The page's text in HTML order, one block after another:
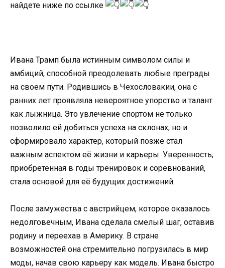
найдете ниже по ссылке
Ивана Трамп была истинным символом силы и
амбиций, способной преодолевать любые преграды
на своем пути. Родившись в Чехословакии, она с
ранних лет проявляла невероятное упорство и талант
как лыжница. Это увлечение спортом не только
позволило ей добиться успеха на склонах, но и
сформировало характер, который позже стал
важным аспектом её жизни и карьеры. Уверенность,
приобретенная в годы тренировок и соревнований,
стала основой для её будущих достижений.
После замужества с австрийцем, которое оказалось
недолговечным, Ивана сделала смелый шаг, оставив
родину и переехав в Америку. В стране
возможностей она стремительно погрузилась в мир
моды, начав свою карьеру как модель. Ивана быстро